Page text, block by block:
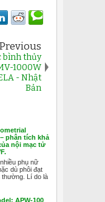
Previous
bình thủy
1000W
- Nhật
Bản
phân tích khả
nội mạc tử
phụ nữ
dù phôi đạt
thường. Lí do là
APW-100